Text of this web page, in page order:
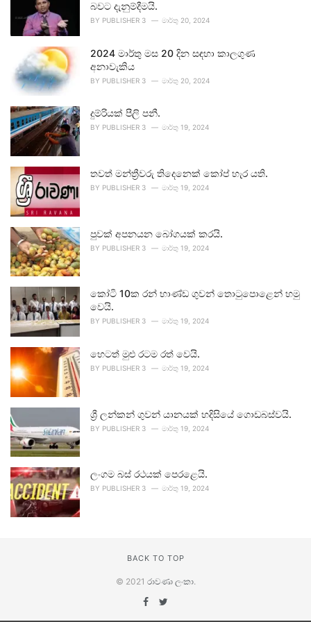
බවට දැනුම්දීමයි.
BY PUBLISHER 3 මාර්තු 20, 2024
2024 මාර්තු මස 20 දින සඳහා කාලගුණ
අනාවැකිය
BY PUBLISHER 3 මාර්තු 20, 2024
දුම්රියක් පීලි පනී.
BY PUBLISHER 3 මාර්තු 19, 2024
තවත් මන්ත්‍රීවරු තිදෙනෙක් කෝප් හැර යති.
BY PUBLISHER 3 මාර්තු 19, 2024
පුවක් අපනයන බෝගයක් කරයි.
BY PUBLISHER 3 මාර්තු 19, 2024
කෝටි 10ක රන් භාණ්ඩ ගුවන් තොටුපොළෙන් හමු
වෙයි.
BY PUBLISHER 3 මාර්තු 19, 2024
හෙටත් මුළු රටම රත් වෙයි.
BY PUBLISHER 3 මාර්තු 19, 2024
ශ්‍රී ලන්කන් ගුවන් යානයක් හදිසියේ ගොඩබස්වයි.
BY PUBLISHER 3 මාර්තු 19, 2024
ලංගම බස් රථයක් පෙරළෙයි.
BY PUBLISHER 3 මාර්තු 19, 2024
BACK TO TOP
© 2021 රාවණා ලංකා.